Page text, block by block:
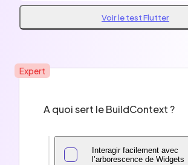
Voir le test Flutter
Expert
A quoi sert le BuildContext ?
Interagir facilement avec
l’arborescence de Widgets